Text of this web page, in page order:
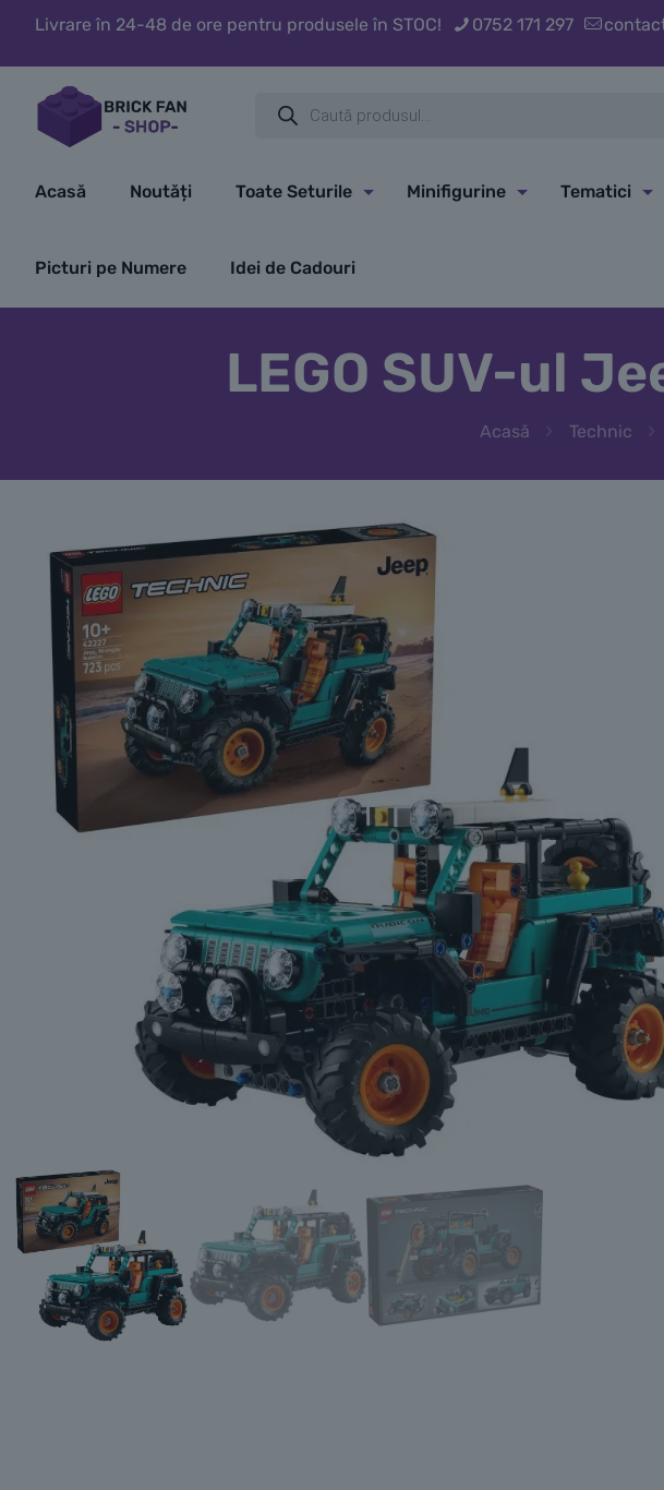
Livrare în 24-48 de ore pentru produsele în STOC! 0752 171 297
search
Acasă Noutăți Toate Seturile Minifigurine Tematici
Picturi pe Numere Idei de Cadouri
LEGO SUV-ul
Acasă Technic